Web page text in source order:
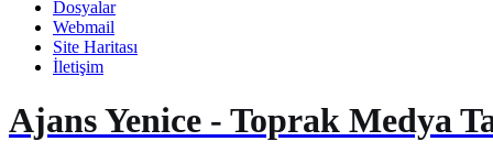
Dosyalar
Webmail
Site Haritası
İletişim
Ajans Yenice - Toprak Medya